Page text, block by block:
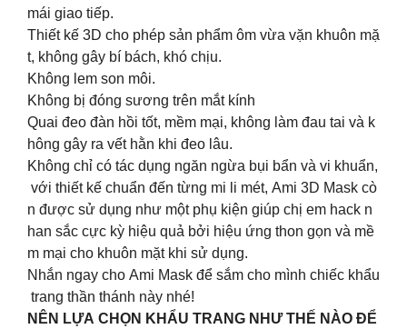
mái giao tiếp.
Thiết kế 3D cho phép sản phẩm ôm vừa vặn khuôn mặ
t, không gây bí bách, khó chịu.
Không lem son môi.
Không bị đóng sương trên mắt kính
Quai đeo đàn hồi tốt, mềm mại, không làm đau tai và k
hông gây ra vết hằn khi đeo lâu.
Không chỉ có tác dụng ngăn ngừa bụi bẩn và vi khuẩn,
với thiết kế chuẩn đến từng mi li mét, Ami 3D Mask cò
n được sử dụng như một phụ kiện giúp chị em hack n
han sắc cực kỳ hiệu quả bởi hiệu ứng thon gọn và mề
m mại cho khuôn mặt khi sử dụng.
Nhắn ngay cho Ami Mask để sắm cho mình chiếc khẩu
trang thần thánh này nhé!
NÊN LỰA CHỌN KHẨU TRANG NHƯ THẾ NÀO ĐỂ